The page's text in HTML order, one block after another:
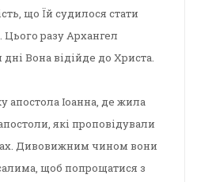
що Їй судилося стати
Цього разу Архангел
Вона відійде до Христа.
апостола Іоанна, де жила
які проповідували
Дивовижним чином вони
щоб попрощатися з